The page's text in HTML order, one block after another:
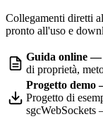
Collegamenti diretti
pronto all'uso e
Guida online —
di proprietà,
Progetto demo
Progetto di
sgcWebSockets